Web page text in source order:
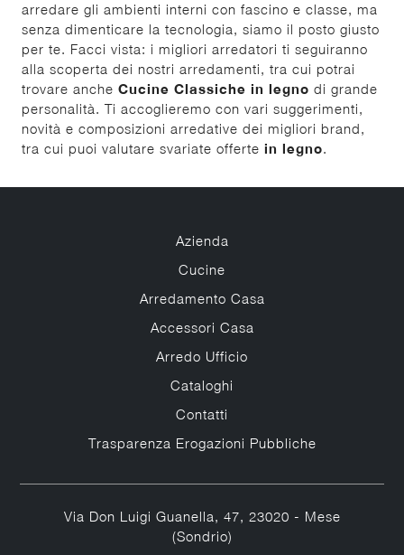
arredare gli ambienti interni con fascino e classe, ma
senza dimenticare la tecnologia, siamo il posto giusto
per te. Facci vista: i migliori arredatori ti seguiranno
alla scoperta dei nostri arredamenti, tra cui potrai
trovare anche Cucine Classiche in legno di grande
personalità. Ti accoglieremo con vari suggerimenti,
novità e composizioni arredative dei migliori brand,
tra cui puoi valutare svariate offerte in legno.
Azienda
Cucine
Arredamento Casa
Accessori Casa
Arredo Ufficio
Cataloghi
Contatti
Trasparenza Erogazioni Pubbliche
Via Don Luigi Guanella, 47, 23020 - Mese
(Sondrio)